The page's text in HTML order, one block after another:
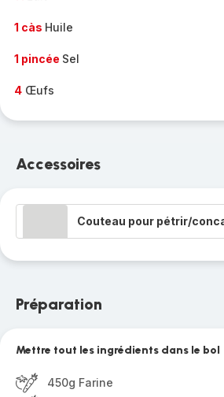
1 càs Huile
1 pincée Sel
4 Œufs
Accessoires
Couteau pour pétrir/
Préparation
Mettre tout les ingrédients dans le bol
450g Farine